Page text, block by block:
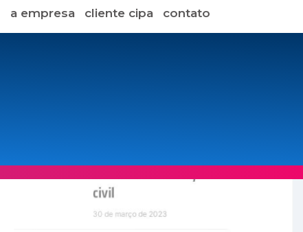
a empresa cliente cipa contato